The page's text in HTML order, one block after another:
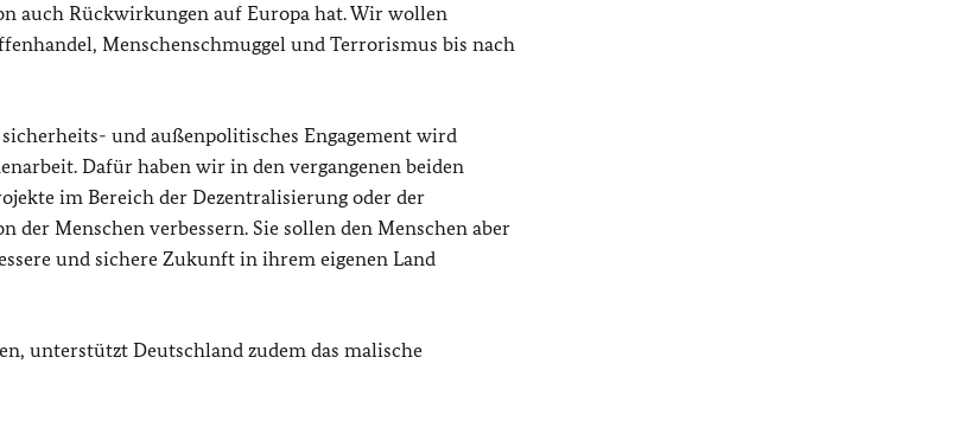
auch Rückwirkungen auf Europa hat. Wir wollen
Menschenschmuggel und Terrorismus bis nach
und außenpolitisches Engagement wird
Dafür haben wir in den vergangenen beiden
im Bereich der Dezentralisierung oder der
Menschen verbessern. Sie sollen den Menschen aber
und sichere Zukunft in ihrem eigenen Land
unterstützt Deutschland zudem das malische